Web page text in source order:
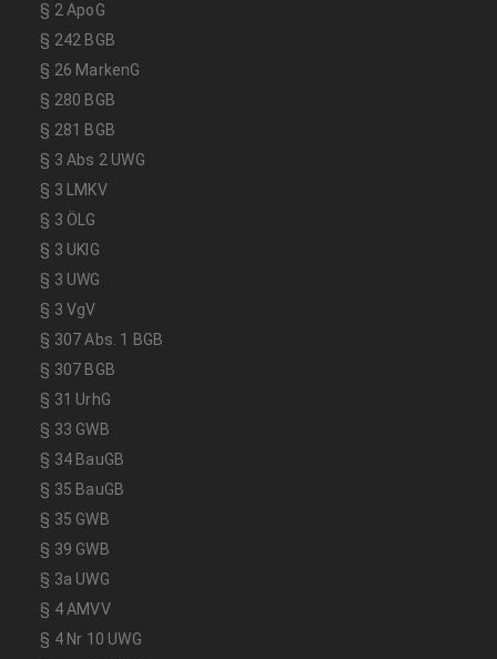
§ 2 ApoG
§ 242 BGB
§ 26 MarkenG
§ 280 BGB
§ 281 BGB
§ 3 Abs 2 UWG
§ 3 LMKV
§ 3 ÖLG
§ 3 UKlG
§ 3 UWG
§ 3 VgV
§ 307 Abs. 1 BGB
§ 307 BGB
§ 31 UrhG
§ 33 GWB
§ 34 BauGB
§ 35 BauGB
§ 35 GWB
§ 39 GWB
§ 3a UWG
§ 4 AMVV
§ 4 Nr 10 UWG